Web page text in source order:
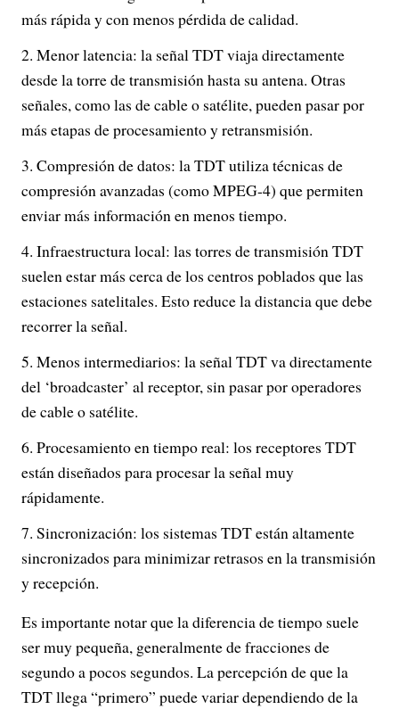
más rápida y con menos pérdida de calidad.
Menor latencia: la señal TDT viaja directamente
desde la torre de transmisión hasta su antena. Otras
señales, como las de cable o satélite, pueden pasar por
más etapas de procesamiento y retransmisión.
Compresión de datos: la TDT utiliza técnicas de
compresión avanzadas (como MPEG-4) que permiten
enviar más información en menos tiempo.
Infraestructura local: las torres de transmisión TDT
suelen estar más cerca de los centros poblados que las
estaciones satelitales. Esto reduce la distancia que debe
recorrer la señal.
Menos intermediarios: la señal TDT va directamente
del ‘broadcaster’ al receptor, sin pasar por operadores
de cable o satélite.
Procesamiento en tiempo real: los receptores TDT
están diseñados para procesar la señal muy
rápidamente.
Sincronización: los sistemas TDT están altamente
sincronizados para minimizar retrasos en la transmisión
y recepción.
Es importante notar que la diferencia de tiempo suele
ser muy pequeña, generalmente de fracciones de
segundo a pocos segundos. La percepción de que la
TDT llega “primero” puede variar dependiendo de la